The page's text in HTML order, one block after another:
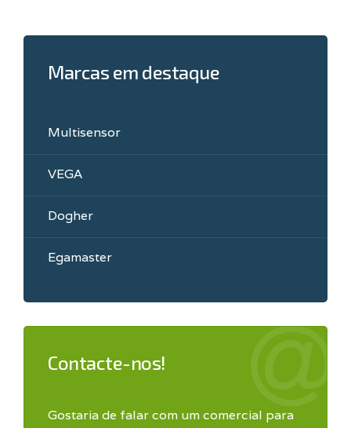
Marcas em destaque
Multisensor
VEGA
Dogher
Egamaster
Contacte-nos!
Gostaria de falar com um comercial para